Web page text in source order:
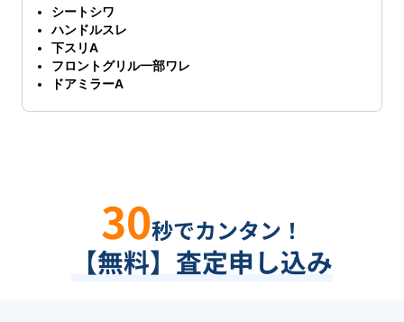
シートシワ
ハンドルスレ
下スリA
フロントグリル一部ワレ
ドアミラーA
30秒でカンタン！
【無料】査定申し込み